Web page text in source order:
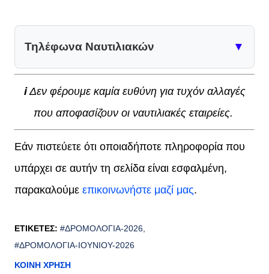
Τηλέφωνα Ναυτιλιακών ▼
ℹΔεν φέρουμε καμία ευθύνη για τυχόν αλλαγές
που αποφασίζουν οι ναυτιλιακές εταιρείες.
Εάν πιστεύετε ότι οποιαδήποτε πληροφορία που
υπάρχει σε αυτήν τη σελίδα είναι εσφαλμένη,
παρακαλούμε επικοινωνήστε μαζί μας.
ΕΤΙΚΈΤΕΣ: #ΔΡΟΜΟΛΌΓΙΑ-2026
#ΔΡΟΜΟΛΌΓΙΑ-ΙΟΥΝΊΟΥ-2026
ΚΟΙΝΉ ΧΡΉΣΗ